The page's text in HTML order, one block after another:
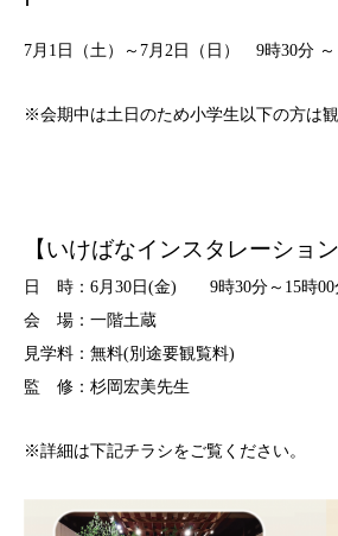
7月1日（土）～7月2日（日） 9時30分 ～
※会期中は土日のため小学生以下の方は
【いけばなインスタレーショ
日 時：6月30日(金) 9時30分～15時00
会 場：一階土蔵
見学料：無料(別途要観覧料)
監 修：杉岡宏美先生
※詳細は下記チラシをご覧ください。